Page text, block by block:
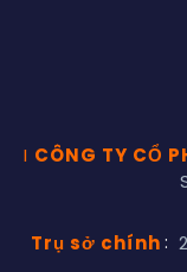
I CÔNG TY CỔ
Trụ sở chính: